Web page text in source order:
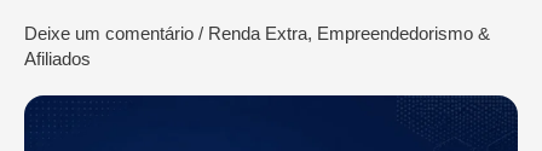
Deixe um comentário / Renda Extra, Empreendedorismo &
Afiliados